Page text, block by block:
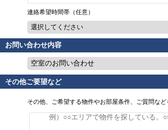
連絡希望時間帯（任意）
選択してください
お問い合わせ内容
空室のお問い合わせ
その他ご要望など
その他、ご希望する物件やお部屋条件、ご質問など